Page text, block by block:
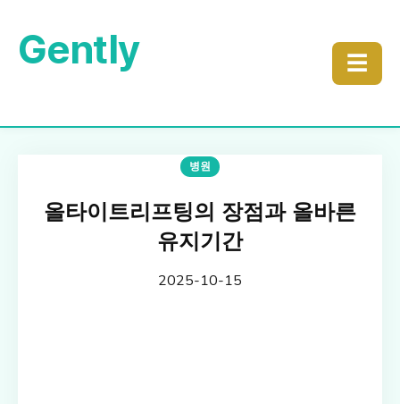
Gently ☰
병원
올타이트리프팅의 장점과 올바른
유지기간
2025-10-15